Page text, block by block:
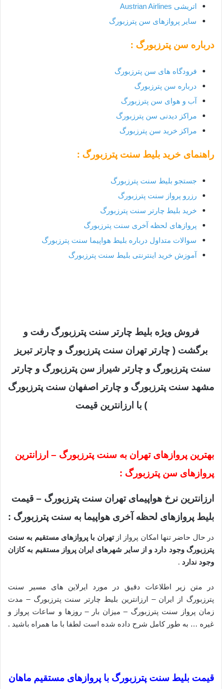
اتریشی Austrian Airlines
سایر پروازهای سن پترزبورگ
درباره سن پترزبورگ :
فرودگاه های سن پترزبورگ
درباره سن پترزبورگ
آب و هوای سن پترزبورگ
مراکز دیدنی سن پترزبورگ
مراکز خرید سن پترزبورگ
راهنمای خرید بلیط سنت پترزبورگ :
جستجو بلیط سنت پترزبورگ
رزرو پرواز سنت پترزبورگ
خرید بلیط چارتر سنت پترزبورگ
پروازهای لحظه آخری سنت پترزبورگ
سوالات متداول درباره بلیط هواپیما سنت پترزبورگ
آموزش خرید اینترنتی بلیط سنت پترزبورگ
فروش ویژه بلیط چارتر سنت پترزبورگ رفت و
برگشت ( چارتر تهران سنت پترزبورگ و چارتر تبریز
سنت پترزبورگ و چارتر شیراز سن پترزبورگ و چارتر
مشهد سنت پترزبورگ و چارتر اصفهان سنت پترزبورگ
) با ارزانترین قیمت
بهترین پروازهای تهران به سنت پترزبورگ – ارزانترین
پروازهای سن پترزبورگ :
ارزانترین نرخ هواپیمای تهران سنت پترزبورگ – قیمت
بلیط پروازهای لحظه آخری هواپیما به سنت پترزبورگ :
در حال حاضر تنها امکان پرواز ازتهران با پروازهای مستقیم به سنت
پترزبورگ وجود دارد و از سایر شهرهای ایران پرواز مستقیم به کازان
وجود ندارد .
در متن زیر اطلاعات دقیق در مورد ایرلاین های مسیر سنت
پترزبورگ از ایران – ارزانترین بلیط چارتر سنت پترزبورگ – مدت
زمان پرواز سنت پترزبورگ – میزان بار – روزها و ساعات پرواز و
غیره … به طور کامل شرح داده شده است لطفا با ما همراه باشید .
قیمت بلیط سنت پترزبورگ با پروازهای مستقیم ماهان